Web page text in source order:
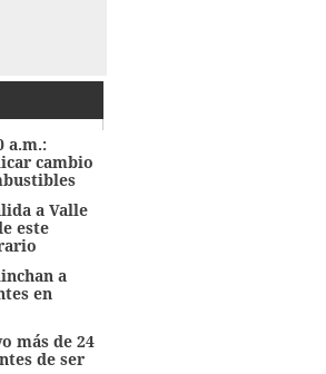
a.m.:
cambio
a Valle
este
a
en
más de 24
de ser